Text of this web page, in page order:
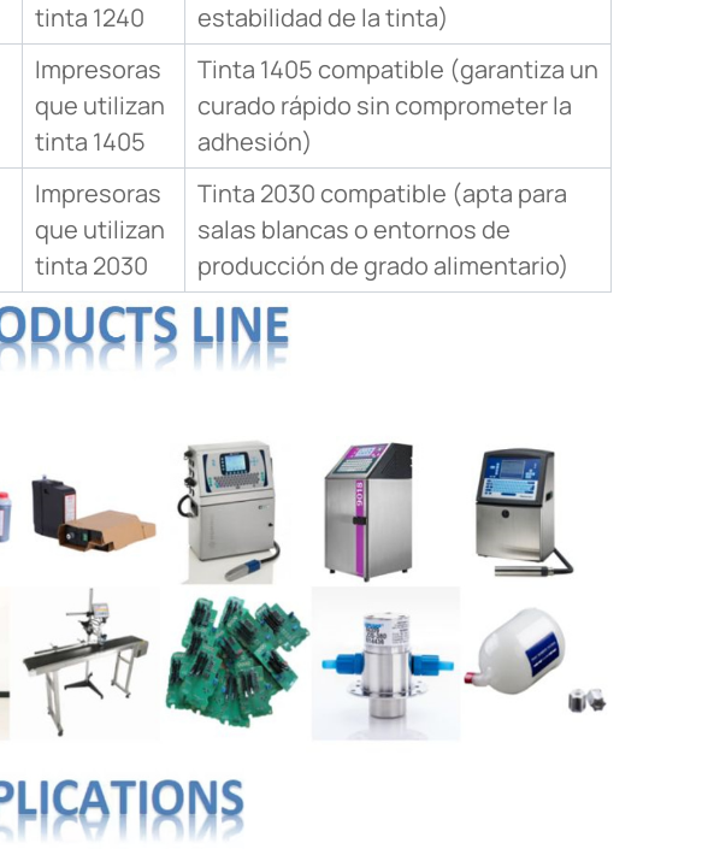
tinta 1240
estabilidad de la tinta)
Impresoras
que utilizan
tinta 1405
Tinta 1405 compatible (garantiza un
curado rápido sin comprometer la
adhesión)
Impresoras
que utilizan
tinta 2030
Tinta 2030 compatible (apta para
salas blancas o entornos de
producción de grado alimentario)